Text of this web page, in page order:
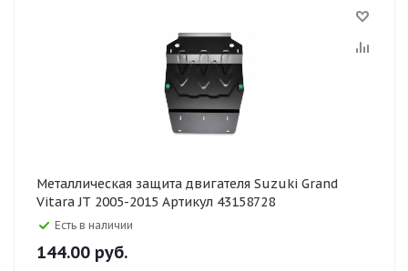
Металлическая защита двигателя Suzuki Grand
Vitara JT 2005-2015 Артикул 43158728
Есть в наличии
144.00 руб.